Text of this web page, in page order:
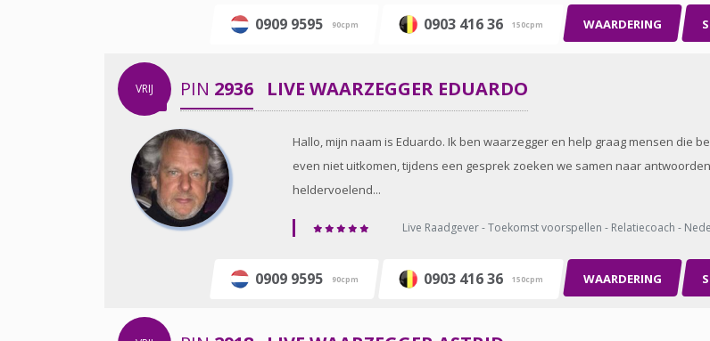
0909 9595 90cpm 0903 416 36 150cpm WAARDERING
VRIJ PIN 2936 LIVE WAARZEGGER EDUARDO
Hallo, mijn naam is Eduardo. Ik ben waarzegger en help graag mensen
even niet uitkomen, tijdens een gesprek zoeken we samen naar
heldervoelend...
Live Raadgever - Toekomst voorspellen - Relatiecoach -
0909 9595 90cpm 0903 416 36 150cpm WAARDERING